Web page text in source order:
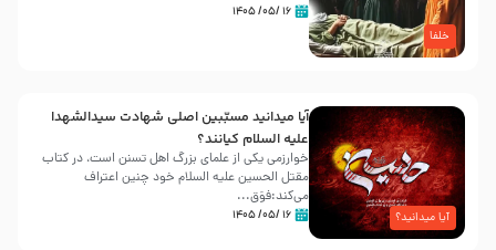
خلفا
۱۶ /۰۵/ ۱۴۰۵
آیا میدانید؟
آیا میدانید مسبّبین اصلی شهادت سیدالشهدا
علیه ‌السلام کیانند؟
خوارزمی یکی از علمای بزرگ اهل تسنن است، در کتاب
مقتل الحسین علیه ‌السلام خود چنین اعتراف
می‌کند:فوَق...
۱۶ /۰۵/ ۱۴۰۵